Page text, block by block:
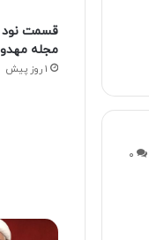
۰
قسمت نود
مجله
1 روز پیش